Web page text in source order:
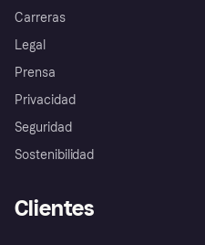
Carreras
Legal
Prensa
Privacidad
Seguridad
Sostenibilidad
Clientes